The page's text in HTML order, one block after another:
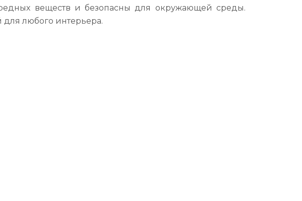
веществ и безопасны для окружающей среды.
любого интерьера.